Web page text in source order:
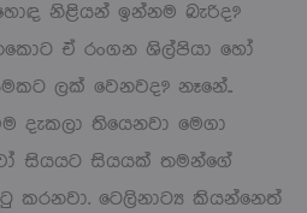
නිළියන් ඉන්නම බැරිද?
ඒ රංගන ශිල්පියා හෝ
ලක් වෙනවද? නෑනේ..
දැකලා තියෙනවා මෙගා
සියයට සියයක් තමන්ගේ
කරනවා. ටෙලිනාට්‍ය කියන්නෙත්